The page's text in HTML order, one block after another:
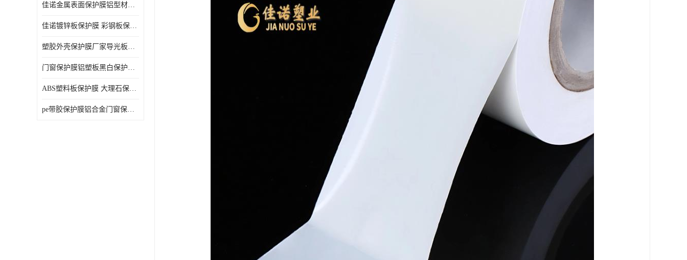
佳诺金属表面保护膜铝型材保护膜不留残胶铝合金窗框保护胶带
佳诺镀锌板保护膜 彩钢板保护pe保护膜
塑胶外壳保护膜厂家导光板保护膜 铝单板保护膜胶带易撕不留胶
门窗保护膜铝塑板黑白保护膜外墙保温板保护膜
ABS塑料板保护膜 大理石保护膜 缠鱼竿保护膜
pe带胶保护膜铝合金门窗保护不锈钢板保护膜大理石建筑材料保护